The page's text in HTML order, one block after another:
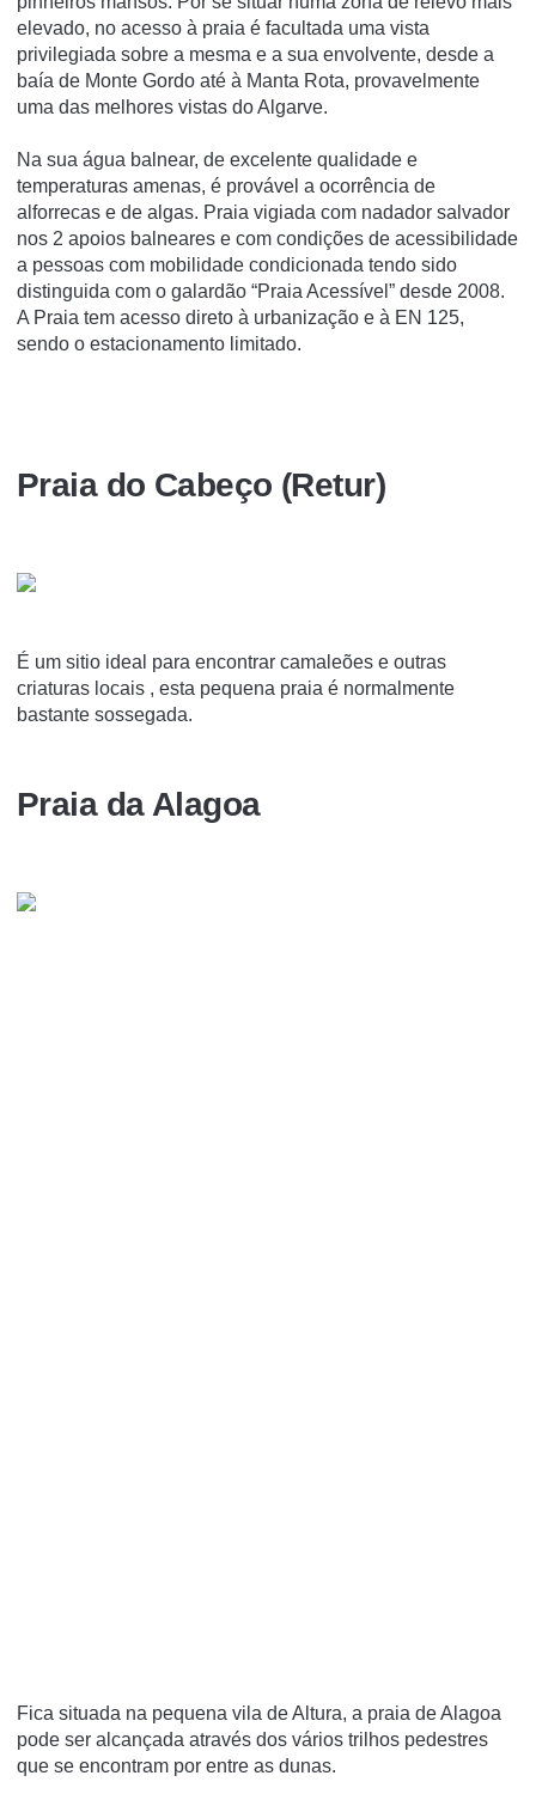
elevado, no acesso à praia é facultada uma vista
privilegiada sobre a mesma e a sua envolvente, desde a
baía de Monte Gordo até à Manta Rota, provavelmente
uma das melhores vistas do Algarve.
Na sua água balnear, de excelente qualidade e
temperaturas amenas, é provável a ocorrência de
alforrecas e de algas. Praia vigiada com nadador salvador
nos 2 apoios balneares e com condições de acessibilidade
a pessoas com mobilidade condicionada tendo sido
distinguida com o galardão “Praia Acessível” desde 2008.
A Praia tem acesso direto à urbanização e à EN 125,
sendo o estacionamento limitado.
Praia do Cabeço (Retur)
É um sitio ideal para encontrar camaleões e outras
criaturas locais , esta pequena praia é normalmente
bastante sossegada.
Praia da Alagoa
Fica situada na pequena vila de Altura, a praia de Alagoa
pode ser alcançada através dos vários trilhos pedestres
que se encontram por entre as dunas.